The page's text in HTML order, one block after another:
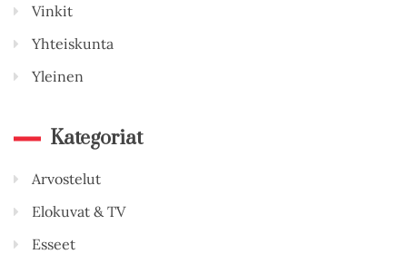
Vinkit
Yhteiskunta
Yleinen
Kategoriat
Arvostelut
Elokuvat & TV
Esseet